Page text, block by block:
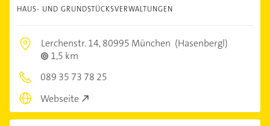
HAUS- UND GRUNDSTÜCKSVERWALTUNGEN
Lerchenstr. 14,80995 München (Hasenbergl)
1,5 km
089 35 73 78 25
Webseite